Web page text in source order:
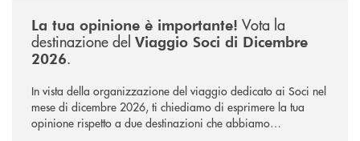
La tua opinione è importante! Vota la
destinazione del Viaggio Soci di Dicembre
2026.
In vista della organizzazione del viaggio dedicato ai Soci nel
mese di dicembre 2026, ti chiediamo di esprimere la tua
opinione rispetto a due destinazioni che abbiamo